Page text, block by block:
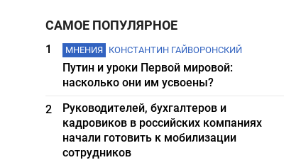
САМОЕ ПОПУЛЯРНОЕ
1 МНЕНИЯ КОНСТАНТИН ГАЙВОРОНСКИЙ
Путин и уроки Первой мировой:
насколько они им усвоены?
2
Руководителей, бухгалтеров и
кадровиков в российских компаниях
начали готовить к мобилизации
сотрудников